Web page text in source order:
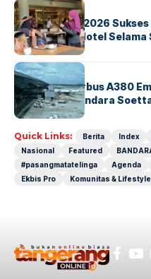
BERITAINDEX
GM For A Day 2026
Operasional Hotel Selama
BANDARA BERITA
8 Agustus, Airbus A380
Perdana di Bandara
Quick Links: Berita Index
Nasional
Featured
#pasangmatatelinga
Agenda
Ekbis Pro
Komunitas & Lifestyle